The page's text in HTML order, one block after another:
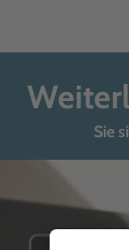
Sie